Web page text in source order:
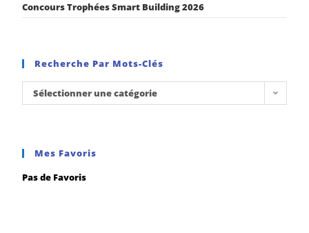
Concours Trophées Smart Building 2026
Recherche Par Mots-Clés
Sélectionner une catégorie
Mes Favoris
Pas de Favoris